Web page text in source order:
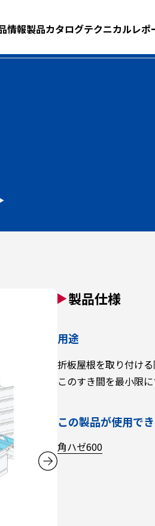
情報製品カタログテクニカルレポ
製品仕様
用途
折板屋根を取り付け
このすき間を最小限
この製品が使用で
角ハゼ600